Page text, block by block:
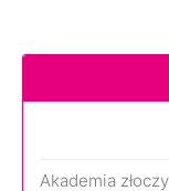
Akademia